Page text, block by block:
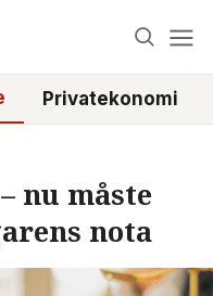
Privatekonomi
nu måste
nota